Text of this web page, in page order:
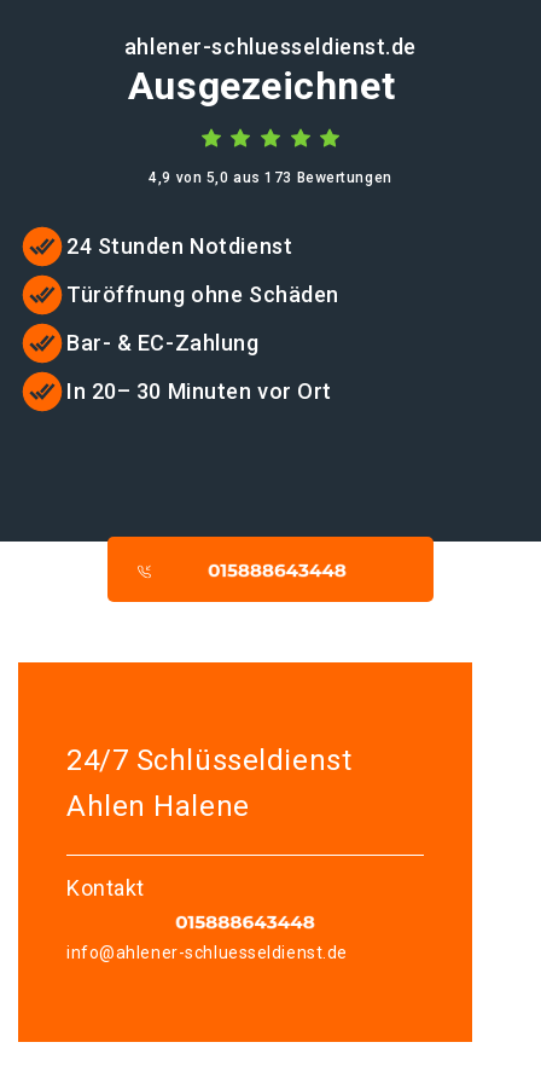
ahlener-schluesseldienst.de
Ausgezeichnet
4,9 von 5,0 aus 173 Bewertungen
24 Stunden Notdienst
Türöffnung ohne Schäden
Bar- & EC-Zahlung
In 20– 30 Minuten vor Ort
24/7 Schlüsseldienst
Ahlen Halene
Kontakt
info@ahlener-schluesseldienst.de